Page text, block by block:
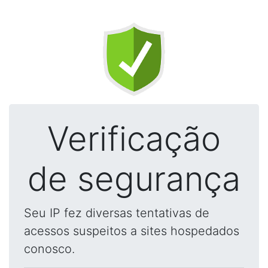
Verificação
de segurança
Seu IP fez diversas tentativas de
acessos suspeitos a sites hospedados
conosco.